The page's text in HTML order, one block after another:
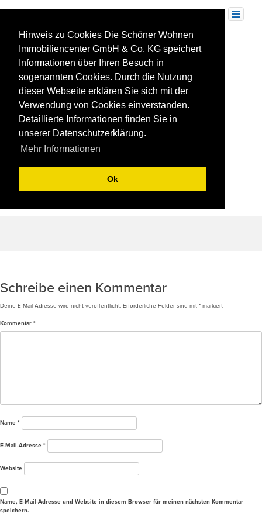
Hinweis zu Cookies Die Schöner Wohnen
Immobiliencenter GmbH & Co. KG speichert
Informationen über Ihren Besuch in
sogenannten Cookies. Durch die Nutzung
dieser Webseite erklären Sie sich mit der
Verwendung von Cookies einverstanden.
Detaillierte Informationen finden Sie in
unserer Datenschutzerklärung.
Mehr Informationen
Ok
Toggle
navigation
Drohnenbild Poppenweiler
Schreibe einen Kommentar
Deine E-Mail-Adresse wird nicht veröffentlicht. Erforderliche Felder sind mit * markiert
Kommentar *
Name *
E-Mail-Adresse *
Website
Name, E-Mail-Adresse und Website in diesem Browser für meinen nächsten Kommentar
speichern.